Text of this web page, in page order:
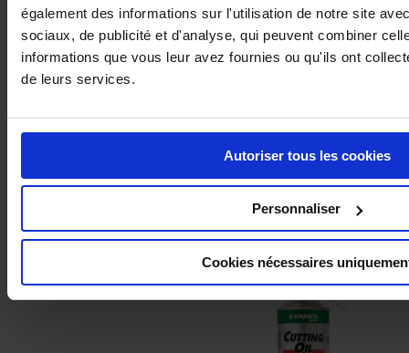
également des informations sur l'utilisation de notre site
sociaux, de publicité et d'analyse, qui peuvent combiner
informations que vous leur avez fournies ou qu'ils ont
de leurs services.
Autoriser tous les cookies
Personnaliser
Cookies nécessaires